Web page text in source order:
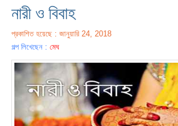
নারী ও বিবাহ
প্রকাশিত হয়েছে : জানুয়ারি 24, 2018
গল্প লিখেছেন :মেঘ